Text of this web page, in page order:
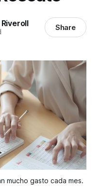
Share
mucho gasto cada mes.